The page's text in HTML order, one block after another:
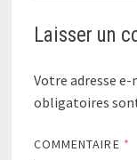
Laisser un
Votre adresse e-
obligatoires
COMMENTAIRE *